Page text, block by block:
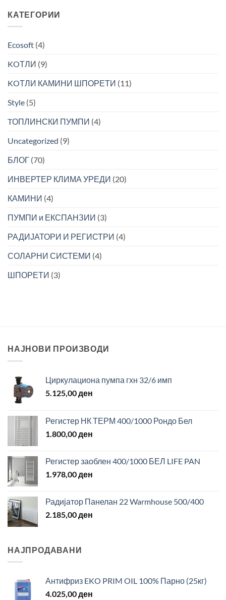
набавка
инвертер
и
пумпи
енергетски
греење
ладење
КАТЕГОРИИ
Ecosoft (4)
KOТЛИ (9)
KOТЛИ КАМИНИ ШПОРЕТИ (11)
Style (5)
TОПЛИНСКИ ПУМПИ (4)
Uncategorized (9)
БЛОГ (70)
ИНВЕРТЕР КЛИМА УРЕДИ (20)
КАМИНИ (4)
ПУМПИ и ЕКСПАНЗИИ (3)
РАДИЈАТОРИ И РЕГИСТРИ (4)
СОЛАРНИ СИСТЕМИ (4)
ШПОРЕТИ (3)
НАЈНОВИ ПРОИЗВОДИ
Циркулациона пумпа гхн 32/6 имп
5.125,00ден
Регистер НК ТЕРМ 400/1000 Рондо Бел
1.800,00ден
Регистер заоблен 400/1000 БЕЛ LIFE PAN
1.978,00ден
Радијатор Панелан 22 Warmhouse 500/400
2.185,00ден
НАЈПРОДАВАНИ
Антифриз EKO PRIM OIL 100% Парно (25кг)
4.025,00ден